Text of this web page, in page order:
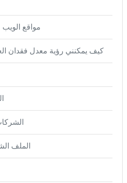
مواقع
كيف يمكنني رؤية معدل فقدان
الملف